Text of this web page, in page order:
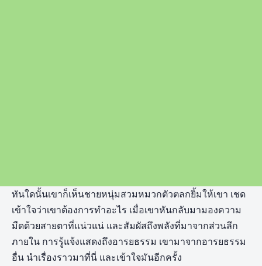
ทันใดนั้นเขาก็เห็นชายหนุ่มสวมหมวกตัวตลกยิ้มให้เขา เชด
เข้าใจว่าเขาต้องการทำอะไร เมื่อเขาหันกลับมามองความ
มืดด้วยสายตาที่แน่วแน่ และสัมผัสถึงพลังที่มาจากส่วนลึก
ภายใน การรู้แจ้งแสดงถึงอารยธรรม เขามาจากอารยธรรม
อื่น นำเรื่องราวมาที่นี่ และเข้าใจมันอีกครั้ง